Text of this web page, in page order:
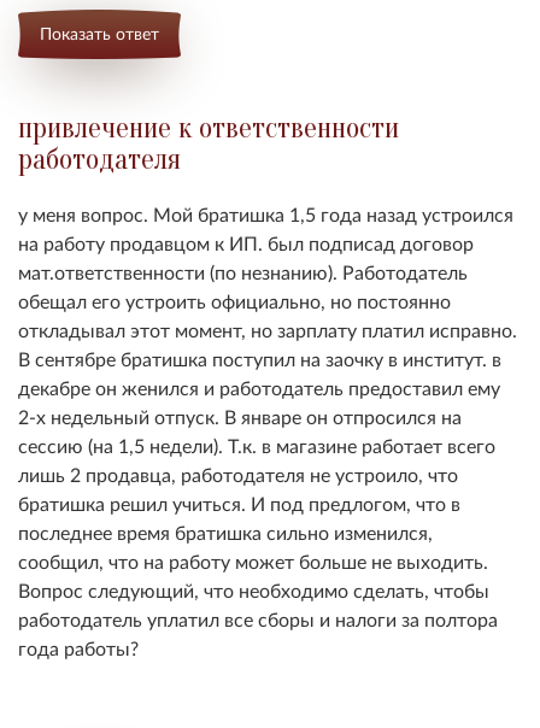
Показать ответ
привлечение к ответственности
работодателя
у меня вопрос. Мой братишка 1,5 года назад устроился
на работу продавцом к ИП. был подписад договор
мат.ответственности (по незнанию). Работодатель
обещал его устроить официально, но постоянно
откладывал этот момент, но зарплату платил исправно.
В сентябре братишка поступил на заочку в институт. в
декабре он женился и работодатель предоставил ему
2-х недельный отпуск. В январе он отпросился на
сессию (на 1,5 недели). Т.к. в магазине работает всего
лишь 2 продавца, работодателя не устроило, что
братишка решил учиться. И под предлогом, что в
последнее время братишка сильно изменился,
сообщил, что на работу может больше не выходить.
Вопрос следующий, что необходимо сделать, чтобы
работодатель уплатил все сборы и налоги за полтора
года работы?